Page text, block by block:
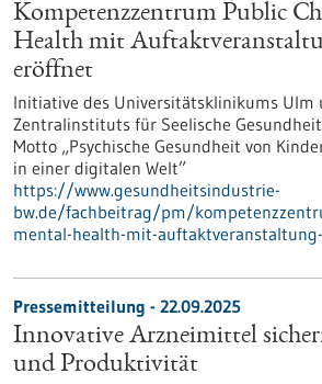
Kompetenzzentrum Public
Health mit
eröffnet
Initiative des Universitätsklinikums Ulm
Zentralinstituts für Seelische
Motto „Psychische Gesundheit von
in einer digitalen Welt”
https://www.gesundheitsindustrie-
bw.de/fachbeitrag/pm/
mental-health-mit-
Pressemitteilung - 22.09.2025
Innovative Arzneimittel
und Produktivität